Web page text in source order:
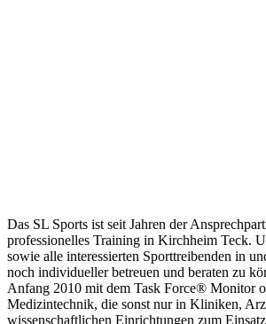
Das SL Sports ist seit Jahren der
professionelles Training in Kirchheim Teck.
sowie alle interessierten Sporttreibenden in
noch individueller betreuen und beraten zu
Anfang 2010 mit dem Task Force® Monitor
Medizintechnik, die sonst nur in Kliniken,
wissenschaftlichen Einrichtungen zum